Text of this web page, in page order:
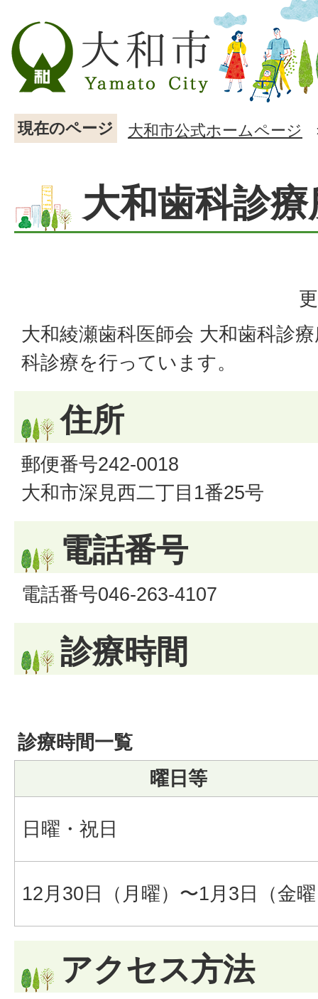
現在のページ 大和市公式ホームページ
大和歯科診療
大和綾瀬歯科医師会 大和歯科診
科診療を行っています。
住所
郵便番号242-0018
大和市深見西二丁目1番25号
電話番号
電話番号046-263-4107
診療時間
診療時間一覧
曜日等
日曜・祝日
12月30日（月曜）〜1月3日（金
アクセス方法